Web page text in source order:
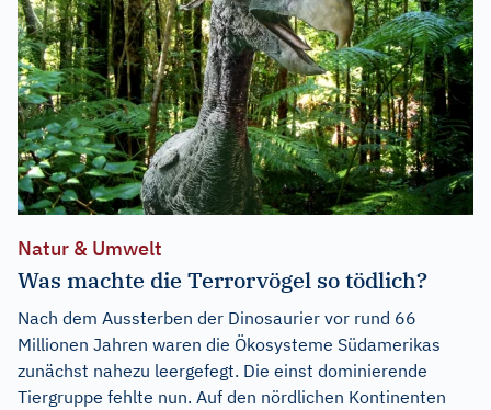
Natur & Umwelt
Was machte die Terrorvögel so tödlich?
Nach dem Aussterben der Dinosaurier vor rund 66
Millionen Jahren waren die Ökosysteme Südamerikas
zunächst nahezu leergefegt. Die einst dominierende
Tiergruppe fehlte nun. Auf den nördlichen Kontinenten